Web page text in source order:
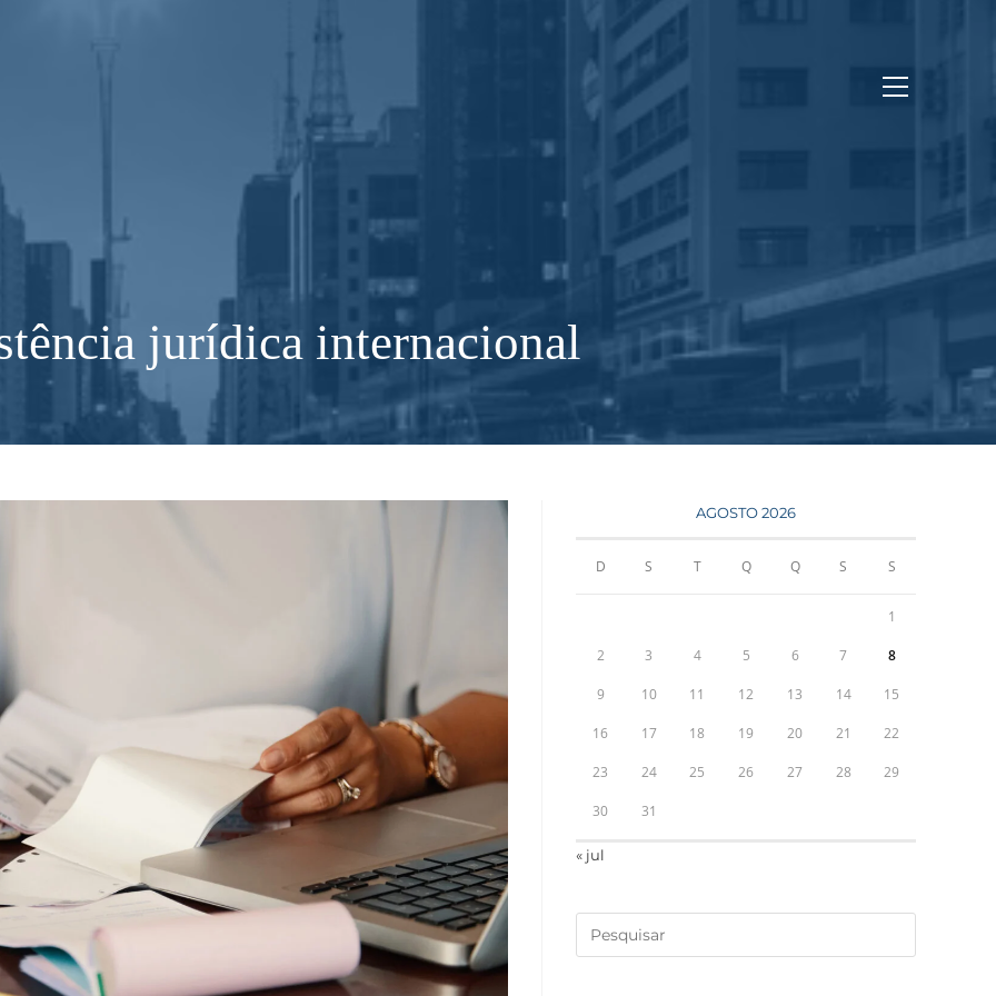
jurídica internacional
AGOSTO 2026
D S T Q Q S S
1
2 3 4 5 6 7 8
9 10 11 12 13 14 15
16 17 18 19 20 21 22
23 24 25 26 27 28 29
30 31
« jul